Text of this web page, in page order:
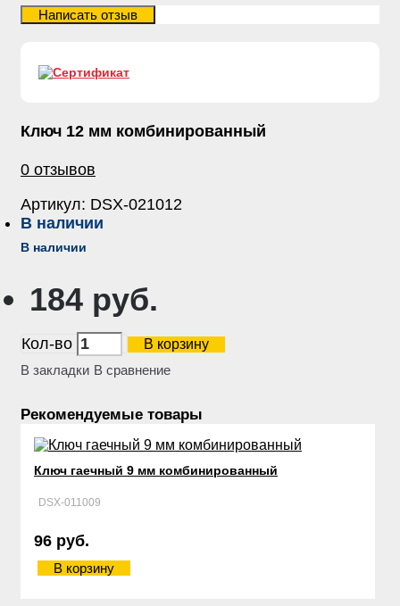
Ключ 12 мм комбинированный
0 отзывов
Артикул: DSX-021012
В наличии
В наличии
184 руб.
Кол-во
В корзину
В закладки В сравнение
Рекомендуемые товары
Ключ гаечный 9 мм комбинированный
DSX-011009
96 руб.
В корзину